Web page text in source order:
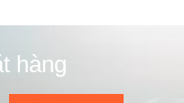
hàng